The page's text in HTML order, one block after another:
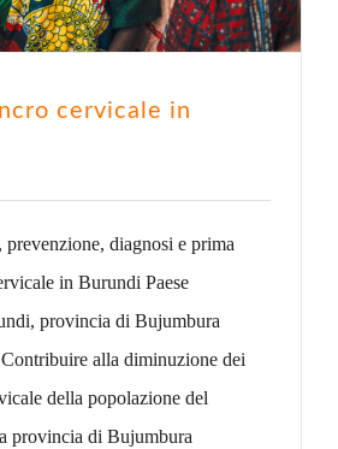
cervicale in
prevenzione, diagnosi e prima
in Burundi Paese
provincia di Bujumbura
alla diminuzione dei
della popolazione del
provincia di Bujumbura